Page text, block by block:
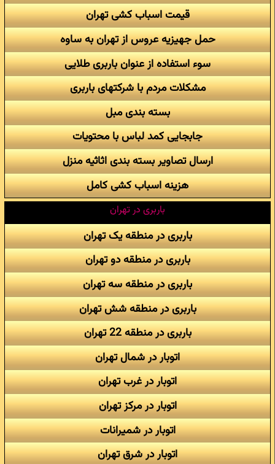
قیمت اسباب کشی تهران
حمل جهیزیه عروس از تهران به ساوه
سوء استفاده از عنوان باربری طلایی
مشکلات مردم با شرکتهای باربری
بسته بندی مبل
جابجایی کمد لباس با محتویات
ارسال تصاویر بسته بندی اثاثیه منزل
هزینه اسباب کشی کامل
باربری در تهران
باربری در منطقه یک تهران
باربری در منطقه دو تهران
باربری در منطقه سه تهران
باربری در منطقه شش تهران
باربری در منطقه 22 تهران
اتوبار در شمال تهران
اتوبار در غرب تهران
اتوبار در مرکز تهران
اتوبار در شمیرانات
اتوبار در شرق تهران